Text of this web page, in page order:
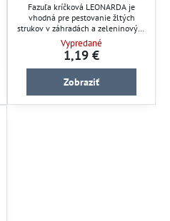
Fazuľa kríčková LEONARDA je
vhodná pre pestovanie žltých
strukov v záhradách a zeleninových
záhonoch. Ide o odolnú strukovinu,
ktorá zabezpečuje stabilnú úrodu.
Semená sú určené pre záhradkárov,
ktorí chcú dopestovať chutnú a
zdravú zeleninu. Výhodou je
rast rastlín.
Vypredané
1,19 €
Zobraziť